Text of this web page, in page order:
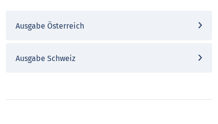
Ausgabe Österreich
Ausgabe Schweiz